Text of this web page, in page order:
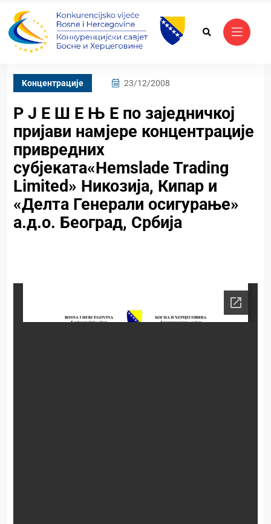
Kонцентрације 23/12/2008
Р Ј Е Ш Е Њ Е по заједничкој
пријави намјере концентрације
привредних
субјеката«Hemslade Trading
Limited» Никозија, Кипар и
«Делта Генерали осигурање»
а.д.о. Београд, Србија